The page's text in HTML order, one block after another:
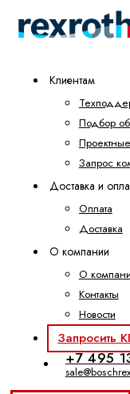
Клиентам
Подбор
Запрос
Доставка и
Оплата
Доставка
О компании
О
Контакты
Новости
Запросить
+7 495